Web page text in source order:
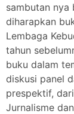
sambutan nya
diharapkan
Lembaga
tahun
buku dalam
diskusi panel
prespektif,
Jurnalisme